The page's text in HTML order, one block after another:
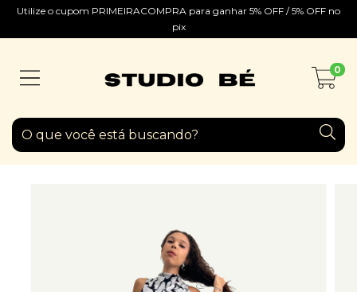
Utilize o cupom PRIMEIRACOMPRA para ganhar 5% OFF / 5% OFF no
pix
0